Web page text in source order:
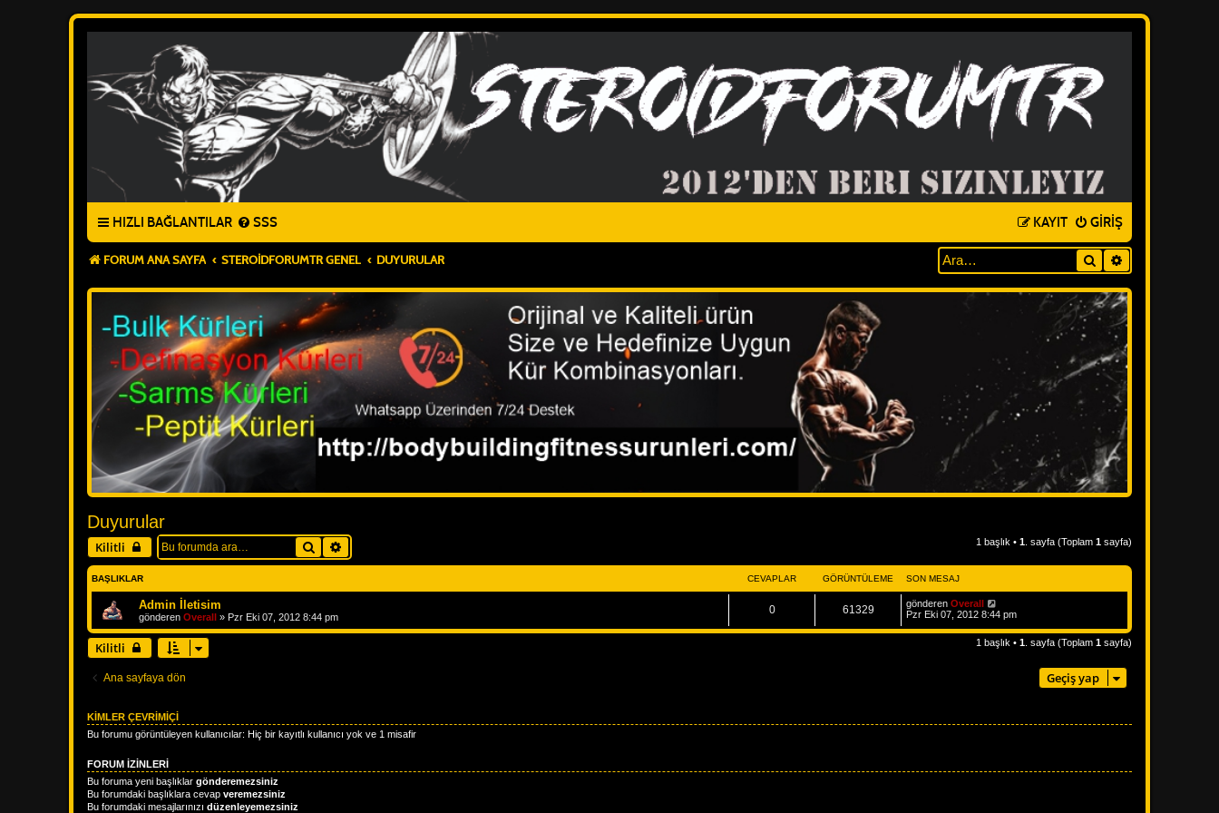
HIZLI BAĞLANTILAR SSS GIRIŞ
KAYIT
FORUM ANA SAYFA STEROIDFORUMTR GENEL DUYURULAR Ara
Duyurular
Kilitli Ara 1 başlık • 1. sayfa (Toplam 1 sayfa)
BAŞLIKLAR CEVAPLAR GÖRÜNTÜLEME SON MESAJ
Admin İletisim
gönderen Overall » Pzr Eki 07, 2012 8:44 pm
0 61329 gönderen Overall
Pzr Eki 07, 2012 8:44 pm
Kilitli 1 başlık • 1. sayfa (Toplam 1 sayfa)
Ana sayfaya dön Geçiş yap
KIMLER ÇEVRIMIÇI
Bu forumu görüntüleyen kullanıcılar: Hiç bir kayıtlı kullanıcı yok ve 1 misafir
FORUM IZINLERI
Bu foruma yeni başlıklar gönderemezsiniz
Bu forumdaki başlıklara cevap veremezsiniz
Bu forumdaki mesajlarınızı düzenleyemezsiniz